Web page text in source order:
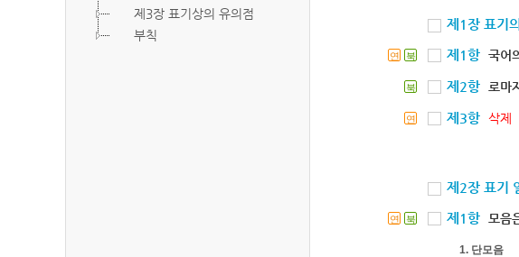
제3장 표기상의 유의점
부칙
제1장 표기
연 북 제1항 국어
북 제2항 로마
연 제3항 삭제
제2장 표기
연 북 제1항 모음
1. 단모음